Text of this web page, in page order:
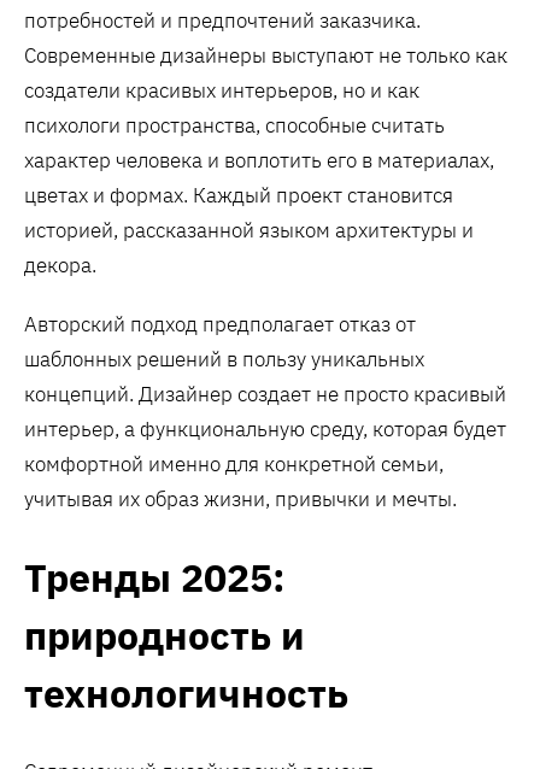
потребностей и предпочтений заказчика.
Современные дизайнеры выступают не только как
создатели красивых интерьеров, но и как
психологи пространства, способные считать
характер человека и воплотить его в материалах,
цветах и формах. Каждый проект становится
историей, рассказанной языком архитектуры и
декора.
Авторский подход предполагает отказ от
шаблонных решений в пользу уникальных
концепций. Дизайнер создает не просто красивый
интерьер, а функциональную среду, которая будет
комфортной именно для конкретной семьи,
учитывая их образ жизни, привычки и мечты.
Тренды 2025:
природность и
технологичность